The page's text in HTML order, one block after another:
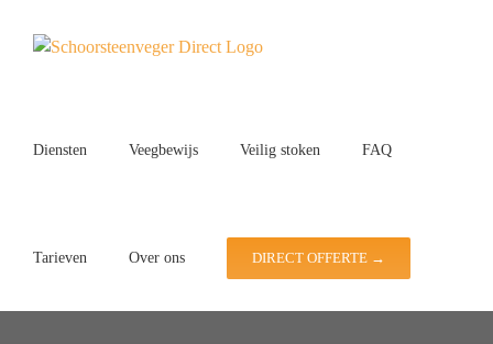
Diensten Veegbewijs Veilig stoken FAQ
Tarieven Over ons DIRECT OFFERTE →